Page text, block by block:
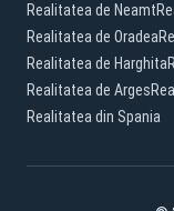
Realitatea de Neamt
Realitatea de Oradea
Realitatea de Harghita
Realitatea de Arges
Realitatea din Spania